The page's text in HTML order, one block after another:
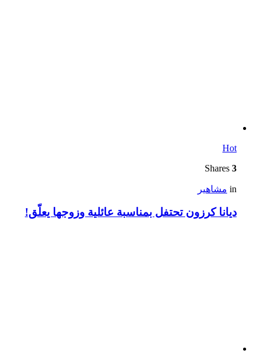
Hot
3
in مشاهير
ديانا كرزون تحتفل بمناسبة عائلية وزوجها يعلّق!